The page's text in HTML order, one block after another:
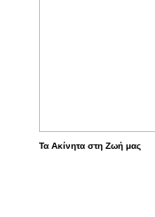
Τα Ακίνητα στη Ζωή μας